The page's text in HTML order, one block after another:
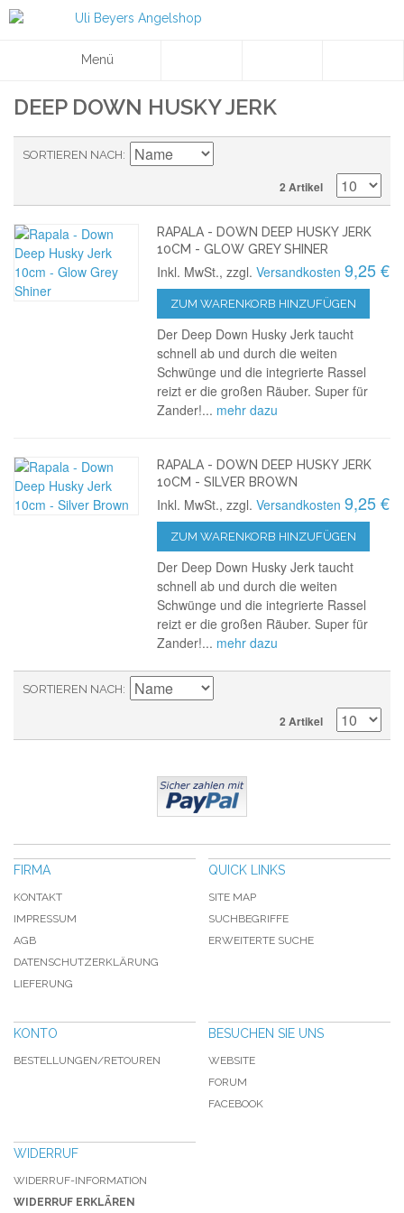
Menü
DEEP DOWN HUSKY JERK
SORTIEREN NACH
2 Artikel
RAPALA - DOWN DEEP HUSKY JERK
10CM - GLOW GREY SHINER
Inkl. MwSt., zzgl.Versandkosten 9,25 €
ZUM WARENKORB HINZUFÜGEN
Der Deep Down Husky Jerk taucht
schnell ab und durch die weiten
Schwünge und die integrierte Rassel
reizt er die großen Räuber. Super für
Zander!... mehr dazu
RAPALA - DOWN DEEP HUSKY JERK
10CM - SILVER BROWN
Inkl. MwSt., zzgl.Versandkosten 9,25 €
ZUM WARENKORB HINZUFÜGEN
Der Deep Down Husky Jerk taucht
schnell ab und durch die weiten
Schwünge und die integrierte Rassel
reizt er die großen Räuber. Super für
Zander!... mehr dazu
SORTIEREN NACH
2 Artikel
FIRMA
KONTAKT
IMPRESSUM
AGB
DATENSCHUTZERKLÄRUNG
LIEFERUNG
QUICK LINKS
SITE MAP
SUCHBEGRIFFE
ERWEITERTE SUCHE
KONTO
BESTELLUNGEN/RETOUREN
BESUCHEN SIE UNS
WEBSITE
FORUM
FACEBOOK
WIDERRUF
WIDERRUF-INFORMATION
WIDERRUF ERKLÄREN